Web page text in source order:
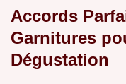
Accords
Garnitures
Dégustation